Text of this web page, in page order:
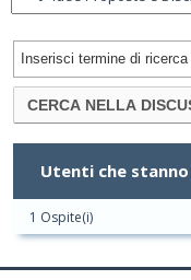
Utenti che
1 Ospite(i)